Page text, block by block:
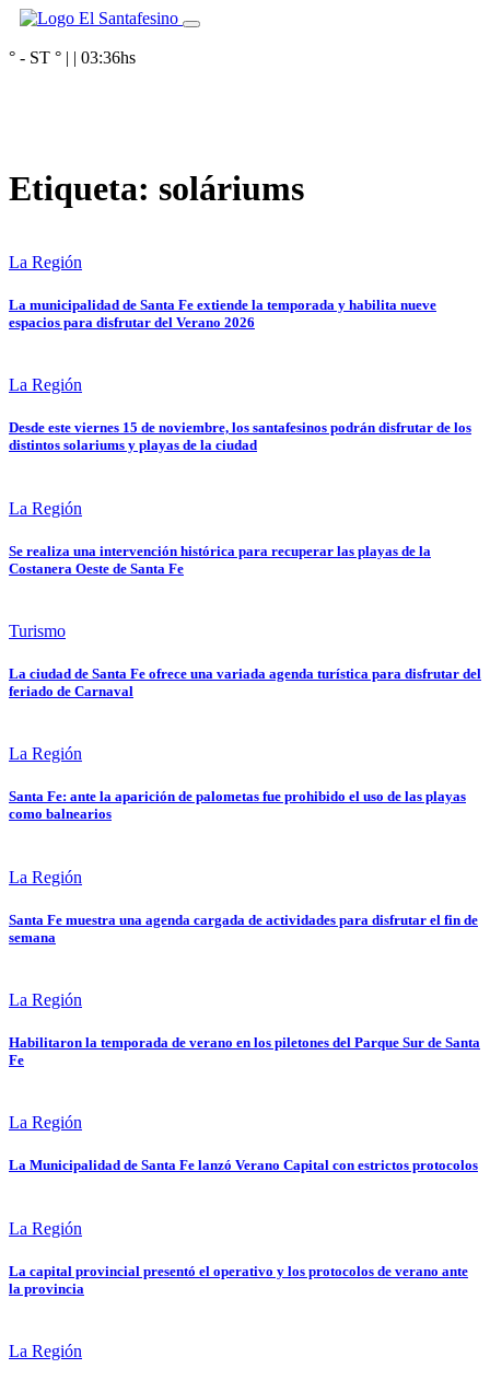
° - ST ° | | 03:36hs
Etiqueta: soláriums
La Región
La municipalidad de Santa Fe extiende la temporada y habilita nueve
espacios para disfrutar del Verano 2026
La Región
Desde este viernes 15 de noviembre, los santafesinos podrán disfrutar de los
distintos solariums y playas de la ciudad
La Región
Se realiza una intervención histórica para recuperar las playas de la
Costanera Oeste de Santa Fe
Turismo
La ciudad de Santa Fe ofrece una variada agenda turística para disfrutar del
feriado de Carnaval
La Región
Santa Fe: ante la aparición de palometas fue prohibido el uso de las playas
como balnearios
La Región
Santa Fe muestra una agenda cargada de actividades para disfrutar el fin de
semana
La Región
Habilitaron la temporada de verano en los piletones del Parque Sur de Santa
Fe
La Región
La Municipalidad de Santa Fe lanzó Verano Capital con estrictos protocolos
La Región
La capital provincial presentó el operativo y los protocolos de verano ante
la provincia
La Región